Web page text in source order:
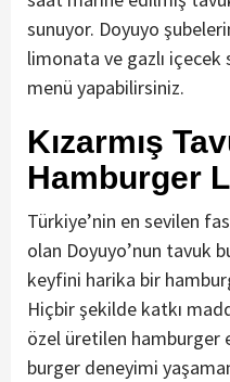
sunuyor. Doyuyo
limonata ve gazlı
menü yapabilirsiniz.
Kızarmış
Hamburger
Türkiye’nin en sevilen
olan Doyuyo’nun tavuk
keyfini harika bir
Hiçbir şekilde katkı
özel üretilen hamburger
burger deneyimi